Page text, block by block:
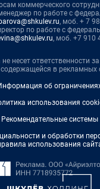
коммерческого
по работе с
, моб. + 7
по работе с
, моб. +7 910
несет ответственности
в рекламных
об
использования
Рекомендательные системы
и обработки
использования